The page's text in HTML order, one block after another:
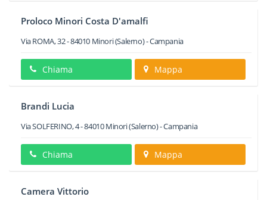
Proloco Minori Costa D'amalfi
Via ROMA, 32-84010 Minori(Salerno) -Campania
Chiama Mappa
Brandi Lucia
Via SOLFERINO, 4-84010Minori(Salerno) -Campania
Chiama Mappa
Camera Vittorio